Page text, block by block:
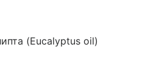
(Eucalyptus oil)